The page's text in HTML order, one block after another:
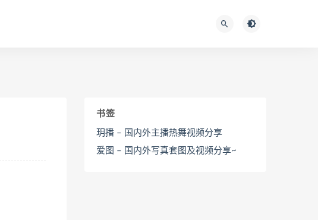
书签
玥播 – 国内外主播热舞视频分享
爱图 – 国内外写真套图及视频分享~